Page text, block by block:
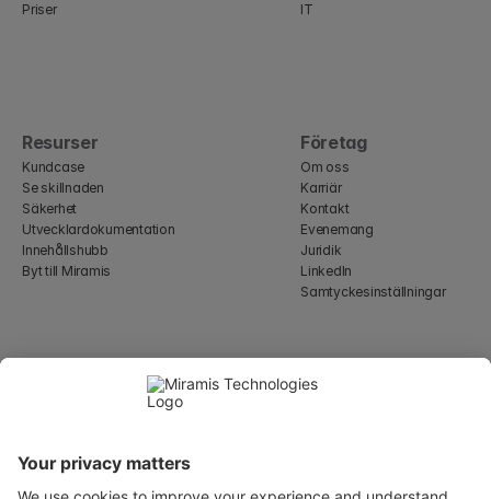
Priser
IT
Resurser
Kundcase
Se skillnaden
Säkerhet
Utvecklardokumentation
Innehållshubb
Byt till Miramis
Företag
Om oss
Karriär
Kontakt
Evenemang
Juridik
LinkedIn
Samtyckesinställningar